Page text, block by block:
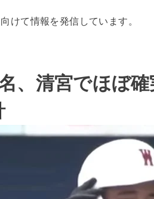
けて情報を発信しています。
、清宮でほぼ